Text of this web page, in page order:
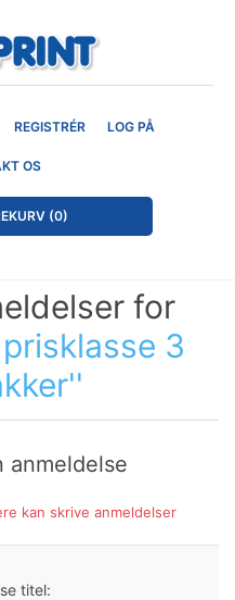
REGISTRÉR LOG PÅ
OS
(0)
for
3
anmeldelse
kan skrive anmeldelser
titel: